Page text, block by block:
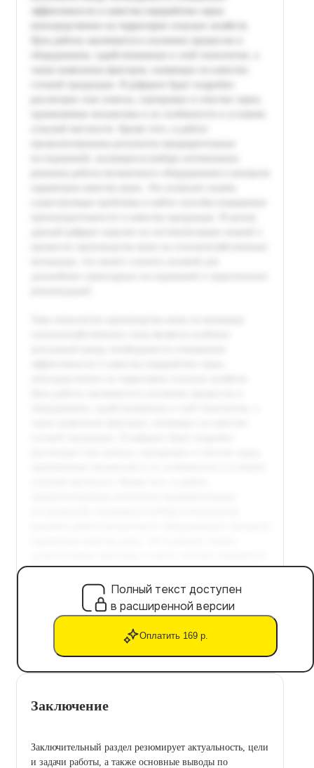
Полный текст доступен
в расширенной версии
Оплатить 169 р.
Заключение
Заключительный раздел резюмирует актуальность, цели
и задачи работы, а также основные выводы по